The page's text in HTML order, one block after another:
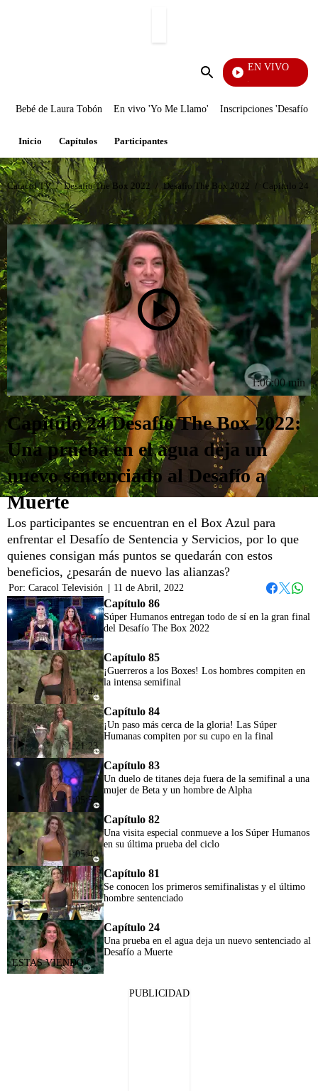
Enviar
EN VIVO
Bebé de Laura Tobón En vivo 'Yo Me Llamo' Inscripciones 'Desafío'
Inicio Capítulos Participantes
Caracol TV / Desafío The Box 2022 / Desafío The Box 2022 / Capítulo 24
1:06:00 min
Capítulo 24 Desafío The Box 2022:
Una prueba en el agua deja un
nuevo sentenciado al Desafío a
Muerte
Los participantes se encuentran en el Box Azul para
enfrentar el Desafío de Sentencia y Servicios, por lo que
quienes consigan más puntos se quedarán con estos
beneficios, ¿pesarán de nuevo las alianzas?
Por: Caracol Televisión
11 de Abril, 2022
1:05:32
Capítulo 86
Súper Humanos entregan todo de sí en la gran final
del Desafío The Box 2022
1:12:40
Capítulo 85
¡Guerreros a los Boxes! Los hombres compiten en
la intensa semifinal
1:21:23
Capítulo 84
¡Un paso más cerca de la gloria! Las Súper
Humanas compiten por su cupo en la final
1:05:55
Capítulo 83
Un duelo de titanes deja fuera de la semifinal a una
mujer de Beta y un hombre de Alpha
1:05:49
Capítulo 82
Una visita especial conmueve a los Súper Humanos
en su última prueba del ciclo
1:05:49
Capítulo 81
Se conocen los primeros semifinalistas y el último
hombre sentenciado
Capítulo 24
Una prueba en el agua deja un nuevo sentenciado al
Desafío a Muerte
PUBLICIDAD